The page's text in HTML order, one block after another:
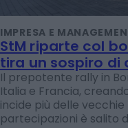
IMPRESA E
StM riparte col
tira un sospiro di
Il prepotente rally in
Italia e Francia,
incide più delle vecchie
partecipazioni è salito